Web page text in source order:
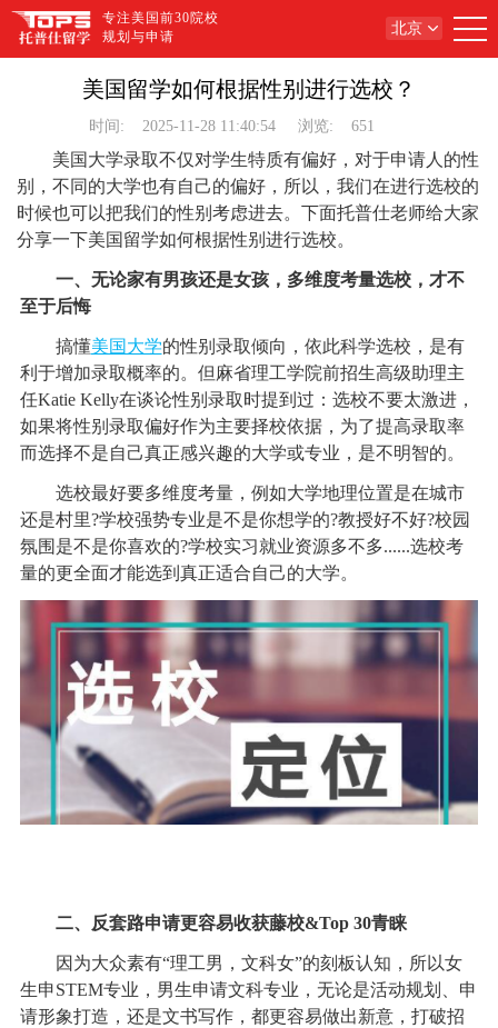
专注美国前30院校
规划与申请
北京
美国留学如何根据性别进行选校？
时间: 2025-11-28 11:40:54 浏览: 651
美国大学录取不仅对学生特质有偏好，对于申请人的性
别，不同的大学也有自己的偏好，所以，我们在进行选校的
时候也可以把我们的性别考虑进去。下面托普仕老师给大家
分享一下美国留学如何根据性别进行选校。
一、无论家有男孩还是女孩，多维度考量选校，才不
至于后悔
搞懂美国大学的性别录取倾向，依此科学选校，是有
利于增加录取概率的。但麻省理工学院前招生高级助理主
任Katie Kelly在谈论性别录取时提到过：选校不要太激进，
如果将性别录取偏好作为主要择校依据，为了提高录取率
而选择不是自己真正感兴趣的大学或专业，是不明智的。
选校最好要多维度考量，例如大学地理位置是在城市
还是村里?学校强势专业是不是你想学的?教授好不好?校园
氛围是不是你喜欢的?学校实习就业资源多不多......选校考
量的更全面才能选到真正适合自己的大学。
二、反套路申请更容易收获藤校&Top 30青睐
因为大众素有“理工男，文科女”的刻板认知，所以女
生申STEM专业，男生申请文科专业，无论是活动规划、申
请形象打造，还是文书写作，都更容易做出新意，打破招